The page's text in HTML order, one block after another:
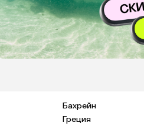
Бахрейн
Греция